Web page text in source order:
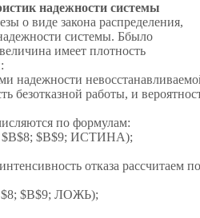
надежности системы
о виде закона распределения,
системы. Ббыло
имеет плотность
надежности
безотказной работы, и
по формулам:
$B$9; ИСТИНА);
отказа рассчитаем по
$B$9; ЛОЖЬ);